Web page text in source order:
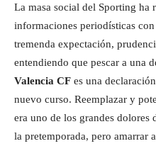
La masa social del Sporting ha
informaciones periodísticas
tremenda expectación,
entendiendo que pescar a una
Valencia CF es una
nuevo curso. Reemplazar y
era uno de los grandes dolores
la pretemporada, pero amarrar